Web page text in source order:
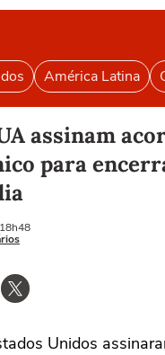
América Latina
assinam
para
Unidos